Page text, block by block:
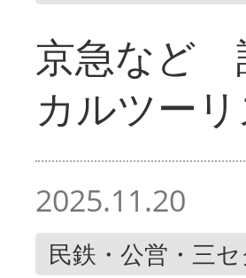
京急など
カルツー
2025.11.20
民鉄・公営・三セ